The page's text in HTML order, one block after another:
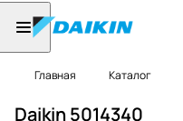
Главная Каталог
Daikin 5014340